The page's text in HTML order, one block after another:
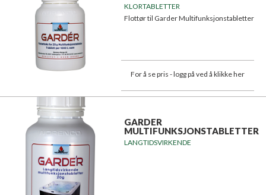
KLORTABLETTER
Flottør til Garder Multifunksjonstabletter
For å se pris - logg på ved å klikke her
GARDER
MULTIFUNKSJONSTABLETTER
LANGTIDSVIRKENDE